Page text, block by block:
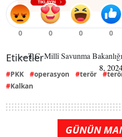
— T.C. Millî Savunma
8,
Etiketler
PKK operasyon terör
Kalkan
GÜNÜN